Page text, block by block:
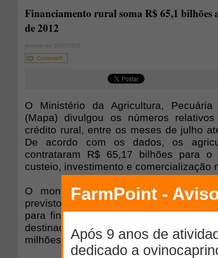
Financiamento rural soma R$ 65,1 bilhões
de 2012
postado em 23/02/2012
Comente!!!
O Ministério da Agricultura, Pecuária
(Mapa) divulgou os números
crédito rural, entre os meses de julho
De acordo com os dados, os
contrataram R$ 65,17 bilhões para o
custeio, investimento e comercialização
O montante é 52,9% do total de
previstos no Plano Agrícola e
para financiar o setor. Nesse valor
destinado à Agricultura Familiar
milhões.